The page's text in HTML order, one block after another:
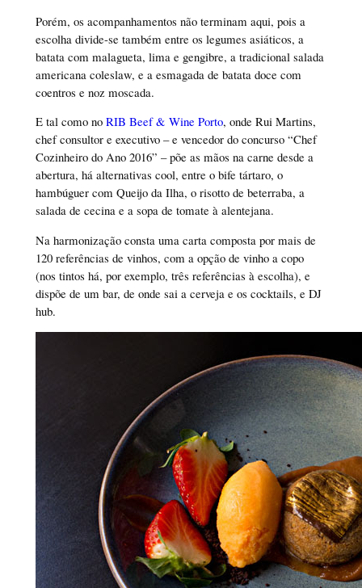
Porém, os acompanhamentos não terminam aqui, pois a
escolha divide-se também entre os legumes asiáticos, a
batata com malagueta, lima e gengibre, a tradicional salada
americana coleslaw, e a esmagada de batata doce com
coentros e noz moscada.
E tal como no RIB Beef & Wine Porto, onde Rui Martins,
chef consultor e executivo – e vencedor do concurso “Chef
Cozinheiro do Ano 2016” – põe as mãos na carne desde a
abertura, há alternativas cool, entre o bife tártaro, o
hambúguer com Queijo da Ilha, o risotto de beterraba, a
salada de cecina e a sopa de tomate à alentejana.
Na harmonização consta uma carta composta por mais de
120 referências de vinhos, com a opção de vinho a copo
(nos tintos há, por exemplo, três referências à escolha), e
dispõe de um bar, de onde sai a cerveja e os cocktails, e DJ
hub.